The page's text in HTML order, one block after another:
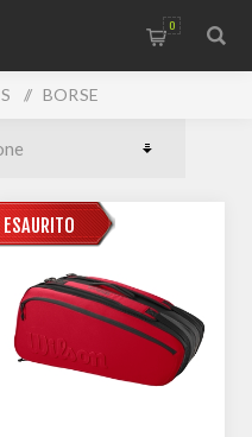
0
/ BORSE
DISPONIBILE
ESAURITO